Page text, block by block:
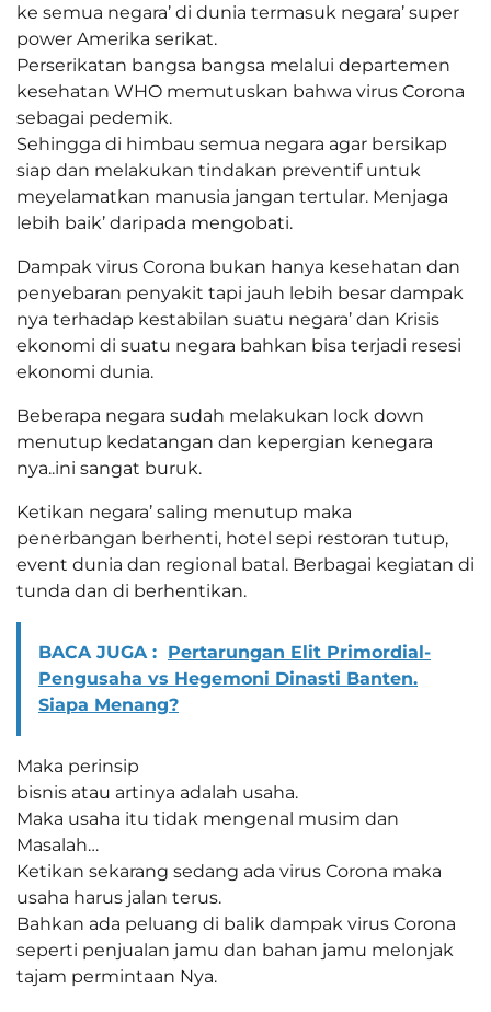
ke semua negara’ di dunia termasuk negara’ super
power Amerika serikat.
Perserikatan bangsa bangsa melalui departemen
kesehatan WHO memutuskan bahwa virus Corona
sebagai pedemik.
Sehingga di himbau semua negara agar bersikap
siap dan melakukan tindakan preventif untuk
meyelamatkan manusia jangan tertular. Menjaga
lebih baik’ daripada mengobati.
Dampak virus Corona bukan hanya kesehatan dan
penyebaran penyakit tapi jauh lebih besar dampak
nya terhadap kestabilan suatu negara’ dan Krisis
ekonomi di suatu negara bahkan bisa terjadi resesi
ekonomi dunia.
Beberapa negara sudah melakukan lock down
menutup kedatangan dan kepergian kenegara
nya..ini sangat buruk.
Ketikan negara’ saling menutup maka
penerbangan berhenti, hotel sepi restoran tutup,
event dunia dan regional batal. Berbagai kegiatan di
tunda dan di berhentikan.
BACA JUGA : Pertarungan Elit Primordial-
Pengusaha vs Hegemoni Dinasti Banten.
Siapa Menang?
Maka perinsip
bisnis atau artinya adalah usaha.
Maka usaha itu tidak mengenal musim dan
Masalah…
Ketikan sekarang sedang ada virus Corona maka
usaha harus jalan terus.
Bahkan ada peluang di balik dampak virus Corona
seperti penjualan jamu dan bahan jamu melonjak
tajam permintaan Nya.